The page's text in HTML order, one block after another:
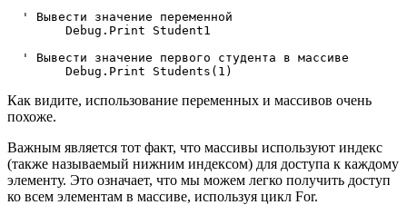
  ' Вывести значение переменной
        Debug.Print Student1
  ' Вывести значение первого студента в массиве
Как видите, использование переменных и массивов очень
похоже.
Важным является тот факт, что массивы используют индекс
(также называемый нижним индексом) для доступа к каждому
элементу. Это означает, что мы можем легко получить доступ
ко всем элементам в массиве, используя цикл For.